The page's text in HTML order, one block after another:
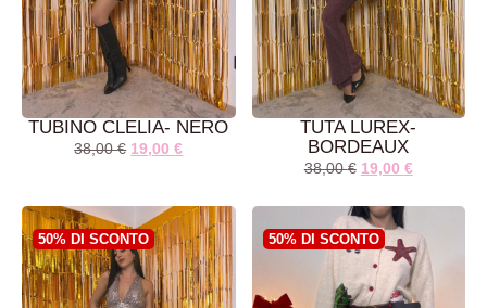
TUBINO CLELIA- NERO
38,00€ 19,00€
AGGIUNGI AL
TUTA LUREX-
BORDEAUX
38,00€ 19,00 €
AGGIUNGI AL
50% DI SCONTO 50% DI SCONTO